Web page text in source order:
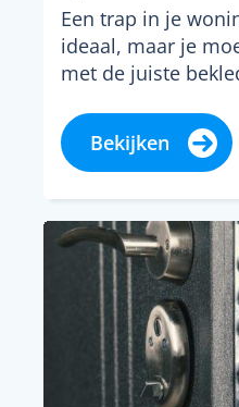
Een trap in je
ideaal, maar je
met de juiste
Bekijken